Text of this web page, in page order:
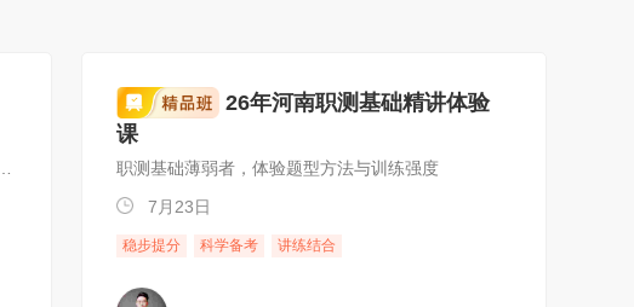
26年河南职测基础精讲体验
课
职测基础薄弱者，体验题型方法与训练强度
7月23日
稳步提分 科学备考 讲练结合